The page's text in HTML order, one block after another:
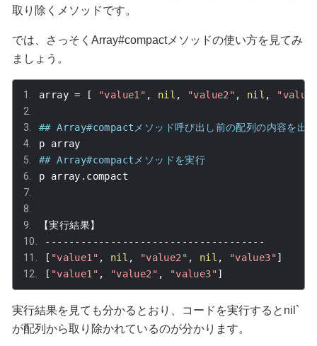
取り除くメソッドです。
では、さっそく Array#compactメソッドの使い方を見てみ
ましょう。
array = [ "value1" , nil , "value2" , nil ,
## Array#compactメソッド呼び出し前の配列の内容を出力
p array
## Array#compactメソッドを実行
p array . compact
【実行結果】
-------------------------------------
[ "value1" , nil , "value2" , nil , "value3"]
[ "value1" , "value2" , "value3"]
実行結果を見ても分かるとおり、コードを実行するとnil`
が配列から取り除かれているのが分かります。